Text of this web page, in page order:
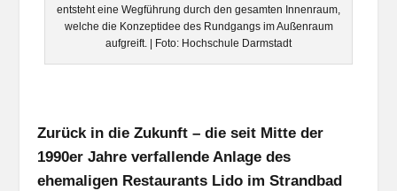
entsteht eine Wegführung durch den gesamten Innenraum,
welche die Konzeptidee des Rundgangs im Außenraum
aufgreift. | Foto: Hochschule Darmstadt
Zurück in die Zukunft – die seit Mitte der
1990er Jahre verfallende Anlage des
ehemaligen Restaurants Lido im Strandbad